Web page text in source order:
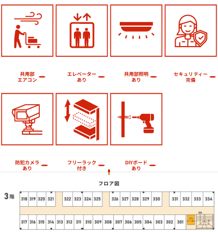
共用部
エアコン
エレベーター
あり
共用部照明
あり
セキュリティー
完備
防犯カメラ
あり
フリーラック
付き
DIYボード
あり
フロア図